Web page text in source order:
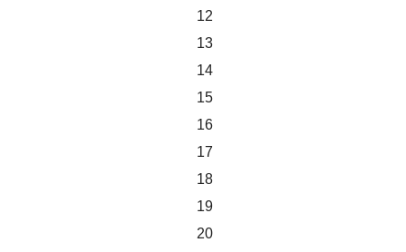
12
13
14
15
16
17
18
19
20